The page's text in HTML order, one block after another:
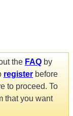
the FAQ by
register before
to proceed. To
that you want